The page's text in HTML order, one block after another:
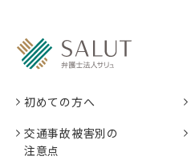
初めての方へ
交通事故被害別の
注意点